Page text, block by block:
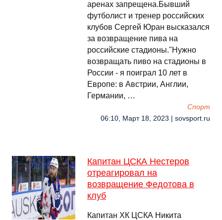
аренах запрещена.Бывший
футболист и тренер российских
клубов Сергей Юран высказался
за возвращение пива на
российские стадионы."Нужно
возвращать пиво на стадионы в
России - я поиграл 10 лет в
Европе: в Австрии, Англии,
Германии, …
Спорт
06:10, Март 18, 2023 | sovsport.ru
Капитан ЦСКА Нестеров
отреагировал на
возвращение Федотова в
клуб
Капитан ХК ЦСКА Никита